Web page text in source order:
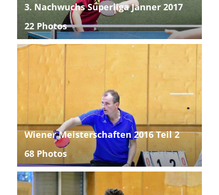
3. Nachwuchs Superliga Jänner 2017
22 Photos
Wiener Meisterschaften 2016 Teil 2
68 Photos